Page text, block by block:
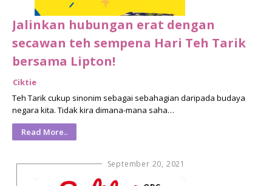
Jalinkan hubungan erat dengan
secawan teh sempena Hari Teh Tarik
bersama Lipton!
Ciktie
Teh Tarik cukup sinonim sebagai sebahagian daripada budaya
negara kita. Tidak kira dimana-mana saha…
Read More..
September 20, 2021